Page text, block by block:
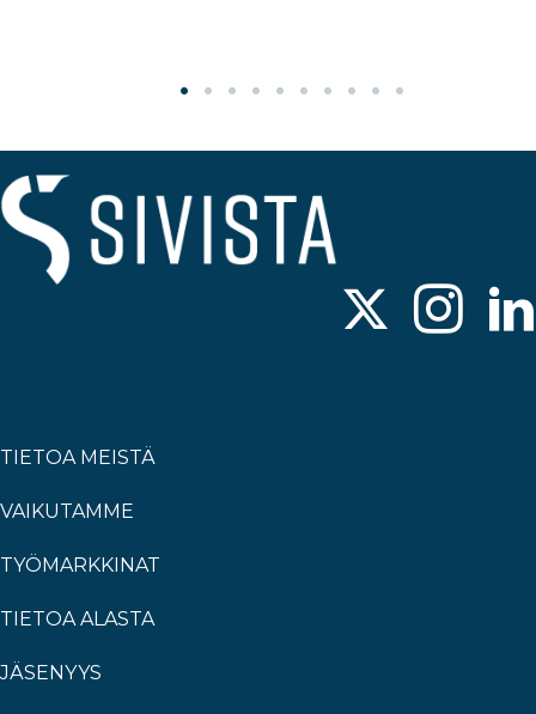
TIETOA MEISTÄ
VAIKUTAMME
TYÖMARKKINAT
TIETOA ALASTA
JÄSENYYS